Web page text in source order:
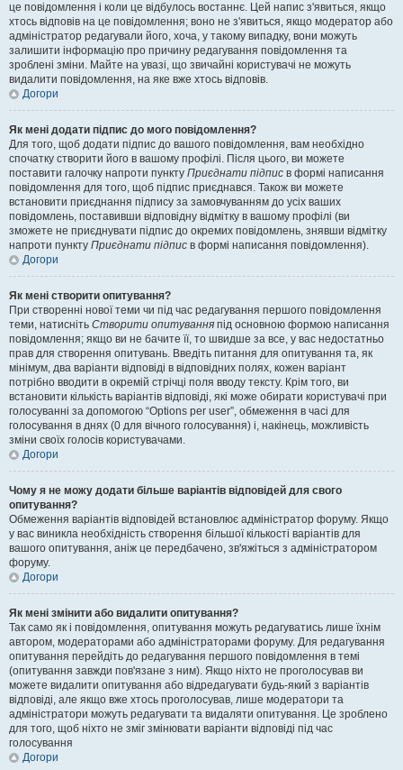
це повідомлення і коли це відбулось востаннє. Цей напис з'явиться, якщо
хтось відповів на це повідомлення; воно не з'явиться, якщо модератор або
адміністратор редагували його, хоча, у такому випадку, вони можуть
залишити інформацію про причину редагування повідомлення та
зроблені зміни. Майте на увазі, що звичайні користувачі не можуть
видалити повідомлення, на яке вже хтось відповів.
Догори
Як мені додати підпис до мого повідомлення?
Для того, щоб додати підпис до вашого повідомлення, вам необхідно
спочатку створити його в вашому профілі. Після цього, ви можете
поставити галочку напроти пункту Приєднати підпис в формі написання
повідомлення для того, щоб підпис приєднався. Також ви можете
встановити приєднання підпису за замовчуванням до усіх ваших
повідомлень, поставивши відповідну відмітку в вашому профілі (ви
зможете не приєднувати підпис до окремих повідомлень, знявши відмітку
напроти пункту Приєднати підпис в формі написання повідомлення).
Догори
Як мені створити опитування?
При створенні нової теми чи під час редагування першого повідомлення
теми, натисніть Створити опитування під основною формою написання
повідомлення; якщо ви не бачите її, то швидше за все, у вас недостатньо
прав для створення опитувань. Введіть питання для опитування та, як
мінімум, два варіанти відповіді в відповідних полях, кожен варіант
потрібно вводити в окремій стрічці поля вводу тексту. Крім того, ви
встановити кількість варіантів відповіді, які може обирати користувачі при
голосуванні за допомогою “Options per user”, обмеження в часі для
голосування в днях (0 для вічного голосування) і, накінець, можливість
зміни своїх голосів користувачами.
Догори
Чому я не можу додати більше варіантів відповідей для свого
опитування?
Обмеження варіантів відповідей встановлює адміністратор форуму. Якщо
у вас виникла необхідність створення більшої кількості варіантів для
вашого опитування, аніж це передбачено, зв'яжіться з адміністратором
форуму.
Догори
Як мені змінити або видалити опитування?
Так само як і повідомлення, опитування можуть редагуватись лише їхнім
автором, модераторами або адміністраторами форуму. Для редагування
опитування перейдіть до редагування першого повідомлення в темі
(опитування завжди пов'язане з ним). Якщо ніхто не проголосував ви
можете видалити опитування або відредагувати будь-який з варіантів
відповіді, але якщо вже хтось проголосував, лише модератори та
адміністратори можуть редагувати та видаляти опитування. Це зроблено
для того, щоб ніхто не зміг змінювати варіанти відповіді під час
голосування
Догори